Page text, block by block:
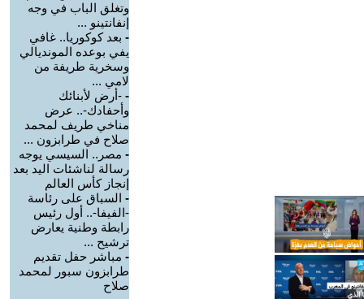
وتغلق الباب في وجه
إنفانتينو ...
- بعد كوكوريا.. غافي
يفي بوعده المونديالي
وسخرية طريفة من
لامي ...
- -أرض لأبنائك
وأحفادك-.. عرض
مناخي طريف لمحمد
صلاح في طرابزون ...
- مصر.. السيسي يوجه
رسالة لناشئات اليد بعد
إنجاز كأس العالم
- السباق على رئاسة
-الفيفا-.. أول رئيس
رابطة وطنية يعارض
ترشيح ...
- مباشر حفل تقديم
طرابزون سبور لمحمد
صلاح